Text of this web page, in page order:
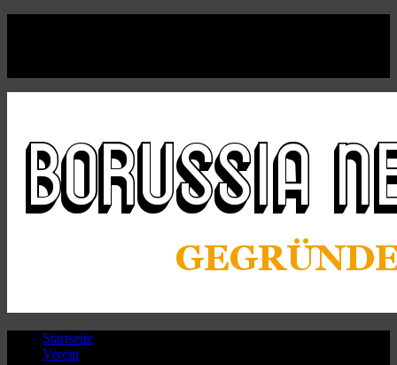
Startseite
Verein